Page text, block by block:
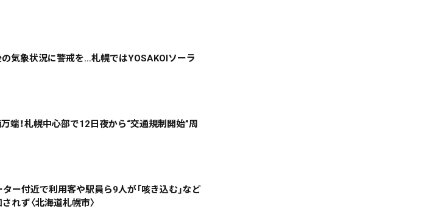
の気象状況に警戒を…札幌ではYOSAKOIソーラ
端！札幌中心部で12日夜から“交通規制開始”周
ー付近で利用客や駅員ら9人が「咳き込む」など
ず〈北海道札幌市〉
込み検索